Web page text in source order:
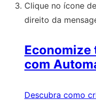
Clique no ícone
direito da
Economize
com
Descubra como